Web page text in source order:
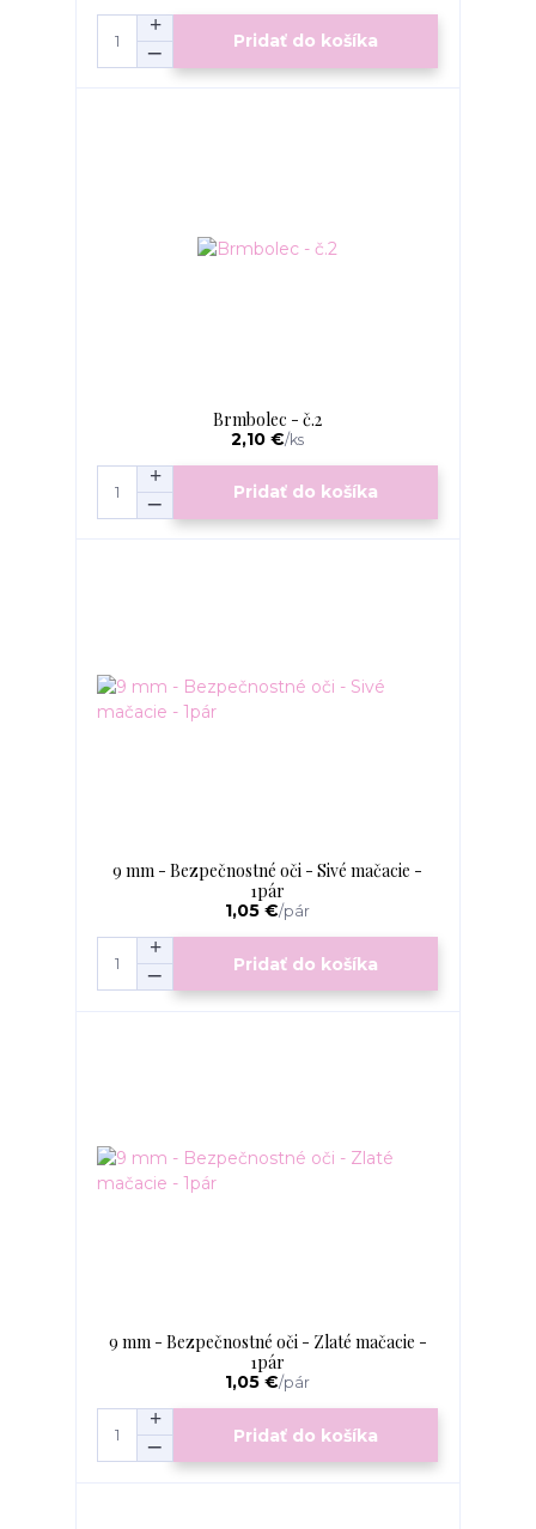
Pridať do košíka
Brmbolec - č.2
2,10 €/ks
Pridať do košíka
9 mm - Bezpečnostné oči - Sivé mačacie -
1pár
1,05 €/pár
Pridať do košíka
9 mm - Bezpečnostné oči - Zlaté mačacie -
1pár
1,05 €/pár
Pridať do košíka